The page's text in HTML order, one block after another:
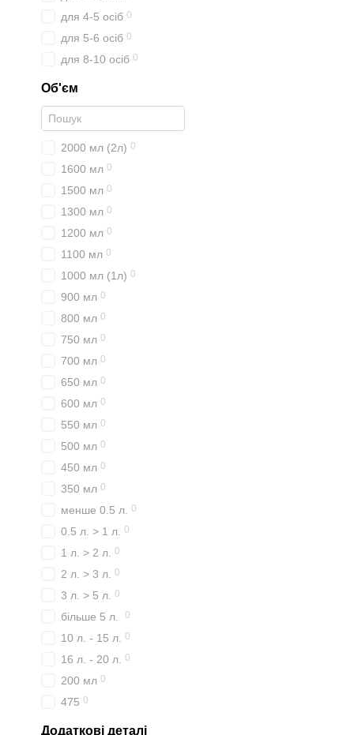
для 4-5 осіб 0
для 5-6 осіб 0
для 8-10 осіб 0
Об'єм
2000 мл (2л) 0
1600 мл 0
1500 мл 0
1300 мл 0
1200 мл 0
1100 мл 0
1000 мл (1л) 0
900 мл 0
800 мл 0
750 мл 0
700 мл 0
650 мл 0
600 мл 0
550 мл 0
500 мл 0
450 мл 0
350 мл 0
менше 0.5 л. 0
0.5 л. > 1 л. 0
1 л. > 2 л. 0
2 л. > 3 л. 0
3 л. > 5 л. 0
більше 5 л. 0
10 л. - 15 л. 0
16 л. - 20 л. 0
200 мл 0
475 0
Додаткові деталі